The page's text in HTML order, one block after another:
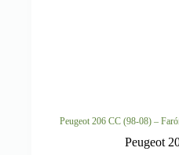
Peugeot 206 CC (98-08) –
Peugeot